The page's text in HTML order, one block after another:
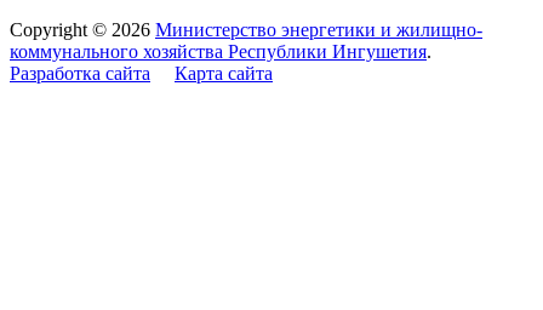
Copyright © 2026 Министерство энергетики и жилищно-
коммунального хозяйства Республики Ингушетия.
Разработка сайта
Карта сайта